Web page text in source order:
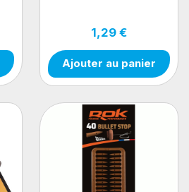
1,29 €
Ajouter au panier